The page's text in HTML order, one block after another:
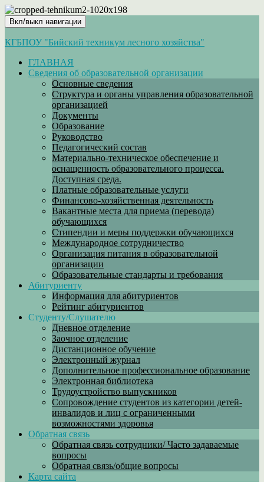
Вкл/выкл навигации
КГБПОУ "Бийский техникум лесного хозяйства"
ГЛАВНАЯ
Сведения об образовательной организации
Основные сведения
Структура и органы управления образовательной
организацией
Документы
Образование
Руководство
Педагогический состав
Материально-техническое обеспечение и
оснащенность образовательного процесса.
Доступная среда.
Платные образовательные услуги
Финансово-хозяйственная деятельность
Вакантные места для приема (перевода)
обучающихся
Стипендии и меры поддержки обучающихся
Международное сотрудничество
Организация питания в образовательной
организации
Образовательные стандарты и требования
Абитуриенту
Информация для абитуриентов
Рейтинг абитуриентов
Студенту/Слушателю
Дневное отделение
Заочное отделение
Дистанционное обучение
Электронный журнал
Дополнительное профессиональное образование
Электронная библиотека
Трудоустройство выпускников
Сопровождение студентов из категории детей-
инвалидов и лиц с ограниченными
возможностями здоровья
Обратная связь
Обратная связь сотрудники/ Часто задаваемые
вопросы
Обратная связь/общие вопросы
Карта сайта